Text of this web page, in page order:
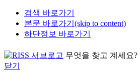
검색 바로가기
본문 바로가기(skip to content)
하단정보 바로가기
무엇을 찾고 계세요?
닫기